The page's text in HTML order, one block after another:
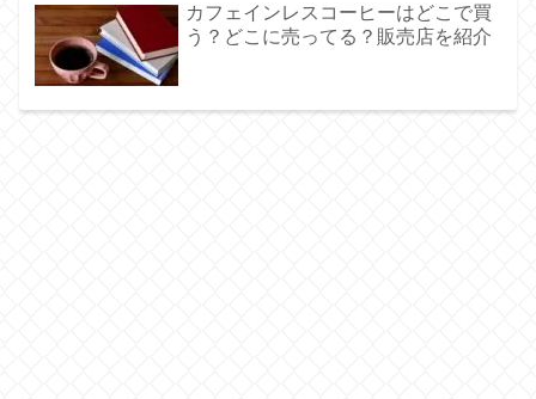
カフェインレスコーヒーはどこで買
う？どこに売ってる？販売店を紹介